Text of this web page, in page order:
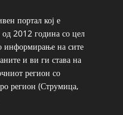
портал кој е
2012 година со цел
информирање на сите
и ви ги става на
регион со
регион (Струмица,